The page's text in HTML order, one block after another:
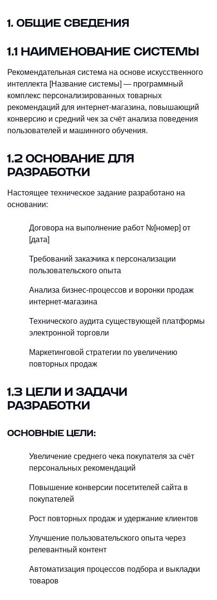
1. ОБЩИЕ СВЕДЕНИЯ
1.1 НАИМЕНОВАНИЕ СИСТЕМЫ
Рекомендательная система на основе искусственного
интеллекта [Название системы] — программный
комплекс персонализированных товарных
рекомендаций для интернет-магазина, повышающий
конверсию и средний чек за счёт анализа поведения
пользователей и машинного обучения.
1.2 ОСНОВАНИЕ ДЛЯ
РАЗРАБОТКИ
Настоящее техническое задание разработано на
основании:
Договора на выполнение работ №[номер] от
[дата]
Требований заказчика к персонализации
пользовательского опыта
Анализа бизнес-процессов и воронки продаж
интернет-магазина
Технического аудита существующей платформы
электронной торговли
Маркетинговой стратегии по увеличению
повторных продаж
1.3 ЦЕЛИ И ЗАДАЧИ
РАЗРАБОТКИ
ОСНОВНЫЕ ЦЕЛИ:
Увеличение среднего чека покупателя за счёт
персональных рекомендаций
Повышение конверсии посетителей сайта в
покупателей
Рост повторных продаж и удержание клиентов
Улучшение пользовательского опыта через
релевантный контент
Автоматизация процессов подбора и выкладки
товаров